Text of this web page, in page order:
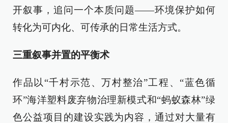
开叙事，追问一个本质问题——环境保护如何
转化为可内化、可传承的日常生活方式。
三重叙事并置的平衡术
作品以“千村示范、万村整治”工程、“蓝色循
环”海洋塑料废弃物治理新模式和“蚂蚁森林”绿
色公益项目的建设实践为内容，通过对大量有